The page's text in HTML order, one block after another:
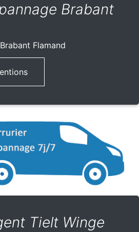
Brabant
Flamand
Tielt Winge